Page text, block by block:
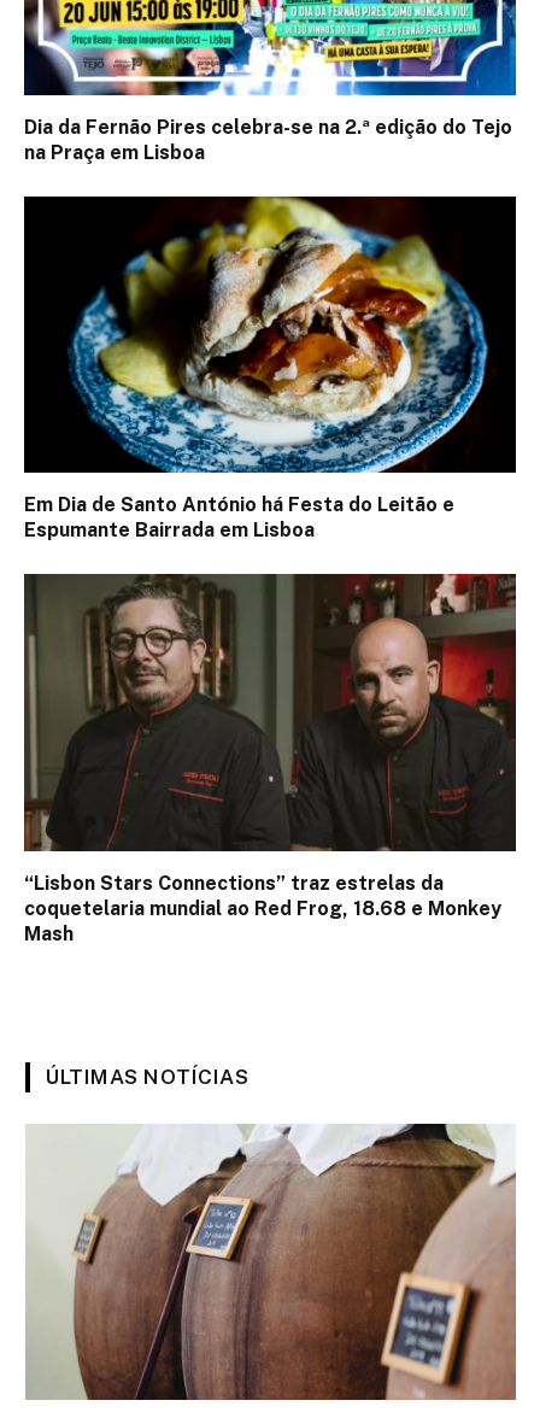
Dia da Fernão Pires celebra-se na 2.ª edição do Tejo
na Praça em Lisboa
Em Dia de Santo António há Festa do Leitão e
Espumante Bairrada em Lisboa
“Lisbon Stars Connections” traz estrelas da
coquetelaria mundial ao Red Frog, 18.68 e Monkey
Mash
ÚLTIMAS NOTÍCIAS